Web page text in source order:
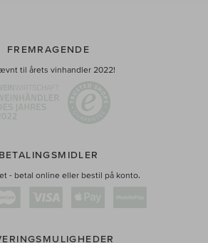
FREMRAGENDE
til årets vinhandler 2022!
BETALINGSMIDLER
- betal online eller bestil på konto.